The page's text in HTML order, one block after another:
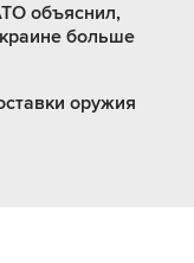
объяснил,
больше
оружия